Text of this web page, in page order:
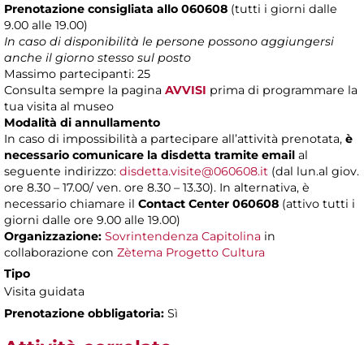
Prenotazione consigliata allo 060608 (tutti i giorni dalle
9.00 alle 19.00)
In caso di disponibilità le persone possono aggiungersi
anche il giorno stesso sul posto
Massimo partecipanti: 25
Consulta sempre la pagina AVVISI prima di programmare la
tua visita al museo
Modalità di annullamento
In caso di impossibilità a partecipare all’attività prenotata, è
necessario comunicare la disdetta tramite email al
seguente indirizzo: disdetta.visite@060608.it (dal lun.al giov.
ore 8.30 – 17.00/ ven. ore 8.30 – 13.30). In alternativa, è
necessario chiamare il Contact Center 060608 (attivo tutti i
giorni dalle ore 9.00 alle 19.00)
Organizzazione: Sovrintendenza Capitolina in
collaborazione con Zètema Progetto Cultura
Tipo
Visita guidata
Prenotazione obbligatoria: Sì